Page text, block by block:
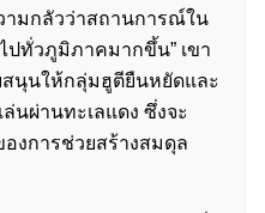
ามกลัวว่าสถานการณ์ใน
ปทั่วภูมิภาคมากขึ้น” เขา
สนุนให้กลุ่มฮูตียืนหยัดและ
นผ่านทะเลแดง ซึ่งจะ
งการช่วยสร้างสมดุล